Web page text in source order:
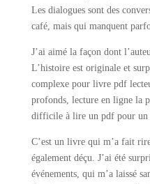
Les dialogues sont des
café, mais qui manquent
J’ai aimé la façon dont
L’histoire est originale et
complexe pour livre pdf
profonds, lecture en ligne la
difficile à lire un pdf pour un
C’est un livre qui m’a fait
également déçu. J’ai été
événements, qui m’a laissé